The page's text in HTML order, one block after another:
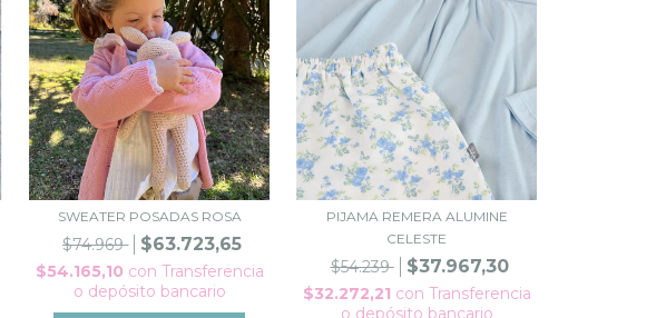
SWEATER POSADAS ROSA
$74.969 $63.723,65
$54.165,10 con Transferencia
o depósito bancario
PIJAMA REMERA ALUMINE
CELESTE
$54.239 $37.967,30
$32.272,21 con Transferencia
o depósito bancario